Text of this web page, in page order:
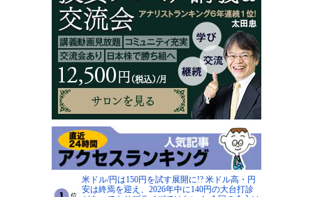
米ドル/円は150円を試す展開に!? 米ドル高・円
安は終焉を迎え、2026年中に140円の大台打診